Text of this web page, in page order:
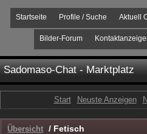
Aktuell
Profile / Suche
Startseite
Bilder-Forum
Sadomaso-Chat - Marktplatz
Start Neuste Anzeigen
Übersicht / Fetisch